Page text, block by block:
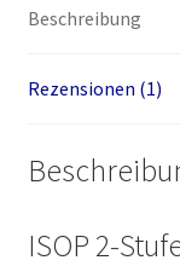
Beschreibung
Rezensionen (1)
ISOP 2-